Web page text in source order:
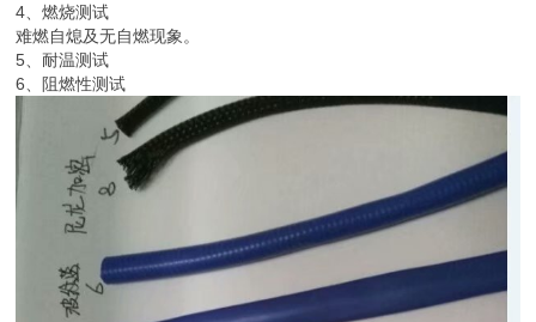
4、燃烧测试
难燃自熄及无自燃现象。
5、耐温测试
6、阻燃性测试